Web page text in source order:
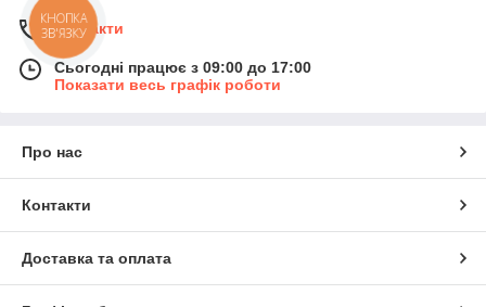
Контакти
Сьогодні працює з 09:00 до 17:00
Показати весь графік роботи
Про нас
Контакти
Доставка та оплата
КНОПКА
ЗВ'ЯЗКУ